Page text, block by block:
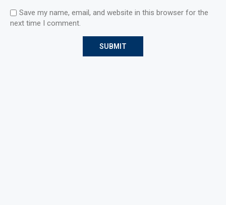
Save my name, email, and website in this browser for the
next time I comment.